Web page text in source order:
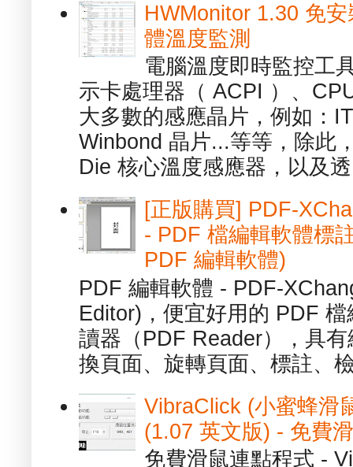
HWMonitor 1.30 免
體溫度監測
電腦溫度即時監控工
示卡處理器（ ACPI ）、
大多數的感應晶片，例如：
Winbond 晶片...等等，除此
Die 核心溫度感應器，以及
[正版購買] PDF-
- PDF 檔編輯軟體標
PDF 編輯軟體)
PDF 編輯軟體 - PDF-
Editor)，便宜好用的 PDF
讀器（PDF Reader），具
換頁面、旋轉頁面、標註、
VibraClick (小蜜蜂滑
(1.07 英文版) - 免費
免費滑鼠連點程式 -